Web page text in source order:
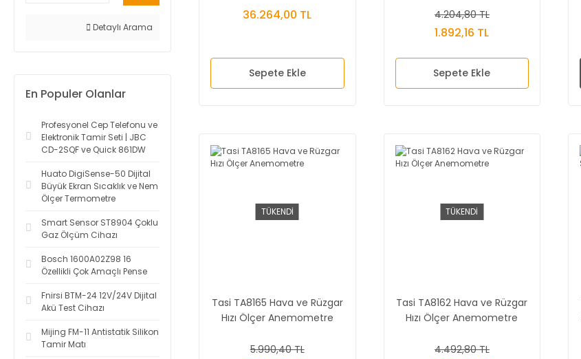
Detaylı Arama
En Populer Olanlar
Profesyonel Cep Telefonu ve
Elektronik Tamir Seti | JBC
CD-2SQF ve Quick 861DW
Huato DigiSense-50 Dijital
Büyük Ekran Sıcaklık ve Nem
Ölçer Termometre
Smart Sensor ST8904 Çoklu
Gaz Ölçüm Cihazı
Bosch 1600A02Z98 16
Özellikli Çok Amaçlı Pense
Fnirsi BTM-24 12V/24V Dijital
Akü Test Cihazı
Mijing FM-11 Antistatik Silikon
Tamir Matı
36.264,00 TL
Sepete Ekle
4.204,80 TL
1.892,16 TL
Sepete Ekle
TÜKENDİ
Tasi TA8165 Hava ve Rüzgar
Hızı Ölçer Anemometre
5.990,40 TL
TÜKENDİ
Tasi TA8162 Hava ve Rüzgar
Hızı Ölçer Anemometre
4.492,80 TL